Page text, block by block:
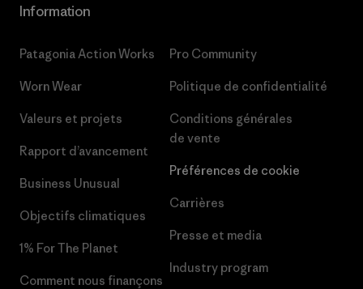
Information
Patagonia Action Works
Worn Wear
Valeurs et projets
Rapport d’avancement
Business Unusual
Objectifs climatiques
1% For The Planet
Comment nous finançons
Pro Community
Politique de confidentialité
Conditions générales
de vente
Préférences de cookie
Carrières
Presse et media
Industry program